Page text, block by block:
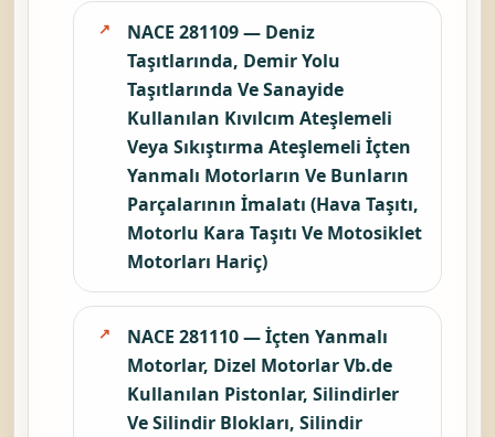
NACE 281109 — Deniz
Taşıtlarında, Demir Yolu
Taşıtlarında Ve Sanayide
Kullanılan Kıvılcım Ateşlemeli
Veya Sıkıştırma Ateşlemeli İçten
Yanmalı Motorların Ve Bunların
Parçalarının İmalatı (Hava Taşıtı,
Motorlu Kara Taşıtı Ve Motosiklet
Motorları Hariç)
NACE 281110 — İçten Yanmalı
Motorlar, Dizel Motorlar Vb.de
Kullanılan Pistonlar, Silindirler
Ve Silindir Blokları, Silindir